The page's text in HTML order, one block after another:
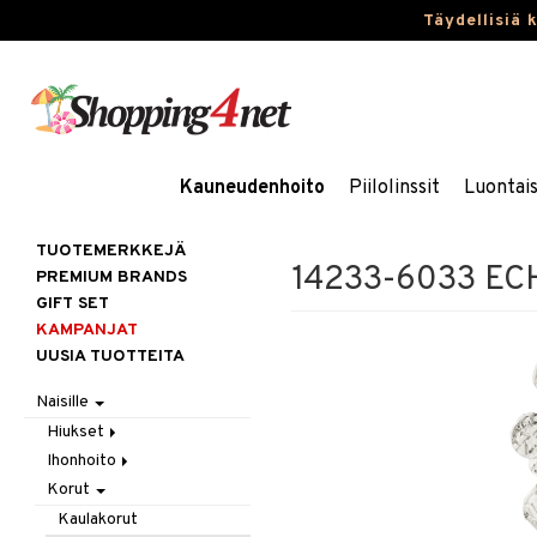
Täydellisiä
Kauneudenhoito Piilolinssit
14233-6033
TUOTEMERKKEJÄ
PREMIUM BRANDS
GIFT SET
KAMPANJAT
UUSIA TUOTTEITA
Naisille
Hiukset
Gift Set
Harjat / Kammat
Hiuskuurit
Ihonhoito
Aurinkotuotteet
Erikoistuotteet
Korut
Kaulakorut